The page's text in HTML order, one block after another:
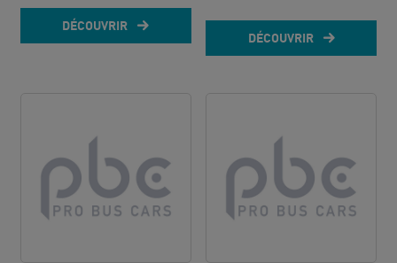
DÉCOUVRIR
DÉCOUVRIR